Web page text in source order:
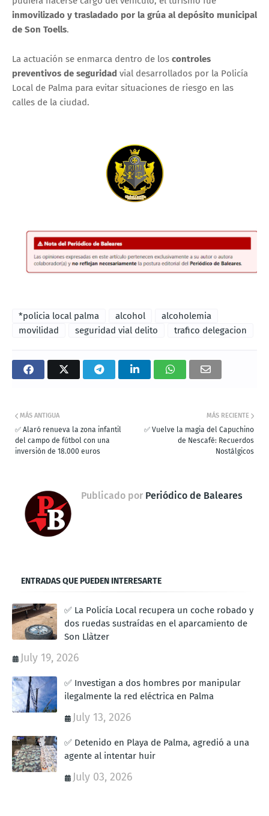
inmovilizado y trasladado por la grúa al depósito municipal
de Son Toells.
La actuación se enmarca dentro de los controles
preventivos de seguridad vial desarrollados por la Policía
Local de Palma para evitar situaciones de riesgo en las
calles de la ciudad.
*policia local palma alcohol
alcoholemia
movilidad
seguridad vial delito trafico delegacion
MÁS RECIENTE
✅ Vuelve la magia del Capuchino
de Nescafé: Recuerdos
Nostálgicos
MÁS ANTIGUA
✅ Alaró renueva la zona infantil
del campo de fútbol con una
inversión de 18.000 euros
Publicado por Periódico de Baleares
ENTRADAS QUE PUEDEN INTERESARTE
✅ La Policía Local recupera un coche robado y
dos ruedas sustraídas en el aparcamiento de
Son Llàtzer
July 19, 2026
✅ Investigan a dos hombres por manipular
ilegalmente la red eléctrica en Palma
July 13, 2026
✅ Detenido en Playa de Palma, agredió a una
agente al intentar huir
July 03, 2026